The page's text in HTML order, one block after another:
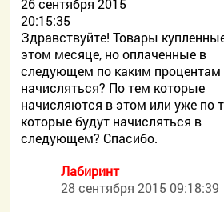
26 сентября 2015
20:15:35
Здравствуйте! Товары
этом месяце, но оплаченные в
следующем по каким процентам
начисляться? По тем которые
начисляются в этом или уже по
которые будут начисляться в
следующем? Спасибо.
Лабиринт
28 сентября 2015 09:18:39